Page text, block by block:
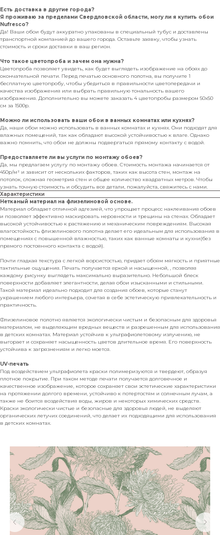
Есть доставка в другие города?
Я проживаю за пределами Свердловской области, могу ли я купить обои
Nufresco?
Да! Ваши обои будут аккуратно упакованы в специальный тубус и доставлены
транспортной компанией до вашего города. Оставьте заявку, чтобы узнать
стоимость и сроки доставки в ваш регион.
Что такое цветопроба и зачем она нужна?
Цветопроба позволяет увидеть, как будет выглядеть изображение на обоях до
окончательной печати. Перед печатью основного полотна, вы получите 1
бесплатную цветопробу, чтобы убедиться в правильности цветопередачи и
качества изображения или выбрать правильную тональность вашего
изображения. Дополнительно вы можете заказать 4 цветопробы размером 50х50
см за 1500р.
Можно ли использовать ваши обои в ванных комнатах или кухнях?
Да, наши обои можно использовать в ванных комнатах и кухнях. Они подходят для
влажных помещений, так как обладают высокой устойчивостью к влаге. Однако
важно помнить, что обои не должны подвергаться прямому контакту с водой.
Предоставляете ли вы услуги по монтажу обоев?
Да, мы предлагаем услугу по монтажу обоев. Стоимость монтажа начинается от
450р/м² и зависит от нескольких факторов, таких как высота стен, монтаж на
потолок, сложная геометрия стен и общее количество квадратных метров. Чтобы
узнать точную стоимость и обсудить все детали, пожалуйста, свяжитесь с нами.
Характеристики
Нетканый материал на флизелиновой основе.
Материал обладает отличной адгезией, что упрощает процесс наклеивания обоев
и позволяет эффективно маскировать неровности и трещины на стенах. Обладает
высокой устойчивостью к растяжению и механическим повреждениям. Высокая
влагостойкость флизелинового полотна делает его идеальным для использования в
помещениях с повышенной влажностью, таких как ванные комнаты и кухни(без
прямого постоянного контакта с водой).
Почти гладкая текстура с легкой ворсистостью, придает обоям мягкость и приятные
тактильные ощущения. Печать получается яркой и насыщенной, , позволяя
каждому рисунку выглядеть максимально выразительно. Небольшой блеск
поверхности добавляет элегантности, делая обои изысканными и стильными.
Такой материал идеально подходит для создания обоев, которые станут
украшением любого интерьера, сочетая в себе эстетическую привлекательность и
практичность.
Флизелиновое полотно является экологически чистым и безопасным для здоровья
материалом, не выделяющим вредных веществ и разрешенным для использования
в детских комнатах. Материал устойчив к ультрафиолетовому излучению, не
выгорает и сохраняет насыщенность цветов длительное время. Его поверхность
устойчива к загрязнениям и легко моется.
UV-печать
Под воздействием ультрафиолета краски полимеризуются и твердеют, образуя
плотное покрытие. При таком методе печати получается долговечное и
качественное изображение, которое сохраняет свои эстетические характеристики
на протяжении долгого времени, устойчиво к потертостям и солнечным лучам, а
также не боится воздействия воды, жиров и некоторых химических средств.
Краски экологически чистые и безопасные для здоровья людей, не выделяют
органических летучих соединений, что делает их подходящими для использования
в детских комнатах.